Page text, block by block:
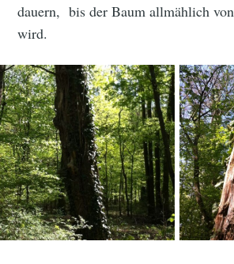
dauern, bis der Baum allmählich
wird.